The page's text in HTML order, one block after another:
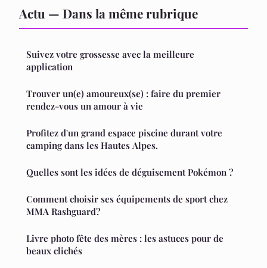
Actu — Dans la même rubrique
Suivez votre grossesse avec la meilleure
application
Trouver un(e) amoureux(se) : faire du premier
rendez-vous un amour à vie
Profitez d'un grand espace piscine durant votre
camping dans les Hautes Alpes.
Quelles sont les idées de déguisement Pokémon ?
Comment choisir ses équipements de sport chez
MMA Rashguard?
Livre photo fête des mères : les astuces pour de
beaux clichés